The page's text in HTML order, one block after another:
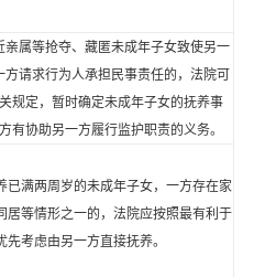
属等抢夺、藏匿未成年子女致使另一
请求行为人承担民事责任的，法院可
规定，暂时确定未成年子女的抚养事
有协助另一方履行监护职责的义务。
已满两周岁的未成年子女，一方存在家
居等情形之一的，法院应按照最有利于
考虑由另一方直接抚养。